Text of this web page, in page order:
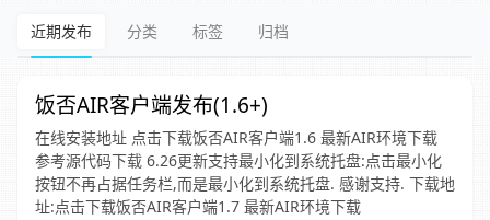
近期发布 分类 标签 归档
饭否AIR客户端发布(1.6+)
在线安装地址 点击下载饭否AIR客户端1.6 最新AIR环境下载
参考源代码下载 6.26更新支持最小化到系统托盘:点击最小化
按钮不再占据任务栏,而是最小化到系统托盘. 感谢支持. 下载地
址:点击下载饭否AIR客户端1.7 最新AIR环境下载